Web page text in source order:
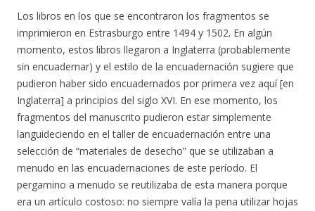
Los libros en los que se encontraron los fragmentos se
imprimieron en Estrasburgo entre 1494 y 1502. En algún
momento, estos libros llegaron a Inglaterra (probablemente
sin encuadernar) y el estilo de la encuadernación sugiere que
pudieron haber sido encuadernados por primera vez aquí [en
Inglaterra] a principios del siglo XVI. En ese momento, los
fragmentos del manuscrito pudieron estar simplemente
languideciendo en el taller de encuadernación entre una
selección de “materiales de desecho” que se utilizaban a
menudo en las encuadernaciones de este período. El
pergamino a menudo se reutilizaba de esta manera porque
era un artículo costoso: no siempre valía la pena utilizar hojas